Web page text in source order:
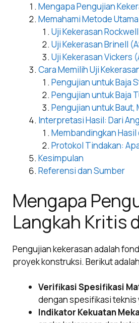
Mengapa Pengujian
Memahami Metode
Uji Kekerasan
Uji Kekerasan Brinell
Uji Kekerasan Vickers
Cara Memilih Uji
Pengujian untuk Baja
Pengujian untuk Baja
Pengujian untuk Baut,
Interpretasi Hasil: Dari
Membandingkan Hasil
Protokol Tindakan:
Kesimpulan
Referensi dan Sumber
Mengapa
Langkah Kritis
Pengujian kekerasan adalah
proyek konstruksi. Berikut
Verifikasi Spesifikasi
dengan spesifikasi teknis
Indikator Kekuatan